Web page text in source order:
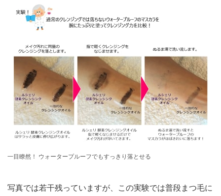
一目瞭然！ ウォータープルーフでもすっきり落とせる
写真では若干残っていますが、この実験では普段まつ毛に